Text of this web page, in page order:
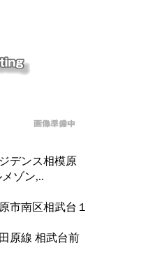
デンス相模原
ゾン,..
市南区相武台１
原線 相武台前